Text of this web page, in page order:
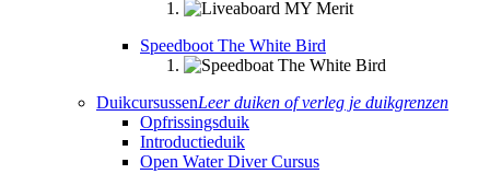
Speedboot The White Bird
DuikcursussenLeer duiken of verleg je duikgrenzen
Opfrissingsduik
Introductieduik
Open Water Diver Cursus